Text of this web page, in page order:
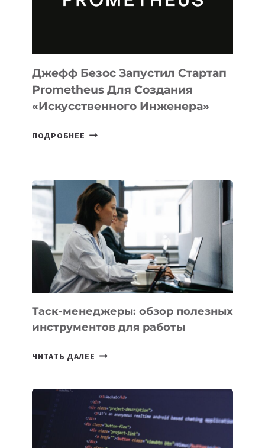
ПРОГРАММИРОВАНИЯ
И
LINUX
Джефф Безос Запустил Стартап
Prometheus Для Создания
«искусственного Инженера»
ПОДРОБНЕЕ ДЖЕФФ
PROMETHEUS
ДЛЯ
СОЗДАНИЯ
«ИСКУССТВЕННОГО
ИНЖЕНЕРА»
Таск-менеджеры: обзор полезных
инструментов для работы
ЧИТАТЬ ДАЛЕЕ ТАСК-
ПОЛЕЗНЫХ
ИНСТРУМЕНТОВ
ДЛЯ
РАБОТЫ